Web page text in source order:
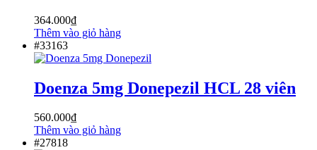
364.000₫
Thêm vào giỏ hàng
#33163
Doenza 5mg Donepezil HCL 28 viên
560.000₫
Thêm vào giỏ hàng
#27818